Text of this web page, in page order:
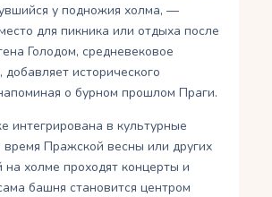
у подножия холма, —
для пикника или отдыха после
Голодом, средневековое
добавляет исторического
о бурном прошлом Праги.
интегрирована в культурные
время Пражской весны или других
на холме проходят концерты и
башня становится центром